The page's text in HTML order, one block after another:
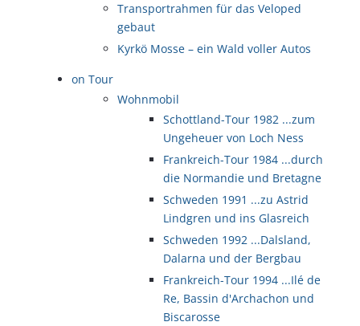
Transportrahmen für das Veloped
gebaut
Kyrkö Mosse – ein Wald voller Autos
on Tour
Wohnmobil
Schottland-Tour 1982 ...zum
Ungeheuer von Loch Ness
Frankreich-Tour 1984 ...durch
die Normandie und Bretagne
Schweden 1991 ...zu Astrid
Lindgren und ins Glasreich
Schweden 1992 ...Dalsland,
Dalarna und der Bergbau
Frankreich-Tour 1994 ...Ilé de
Re, Bassin d'Archachon und
Biscarosse